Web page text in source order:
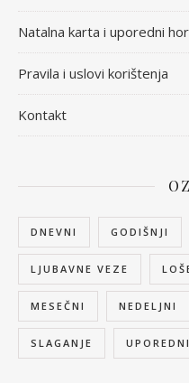
Natalna karta i uporedni
Pravila i uslovi korištenja
Kontakt
DNEVNI GODIŠNJI
LJUBAVNE VEZE
MESEČNI NEDELJNI
SLAGANJE UPOREDNI